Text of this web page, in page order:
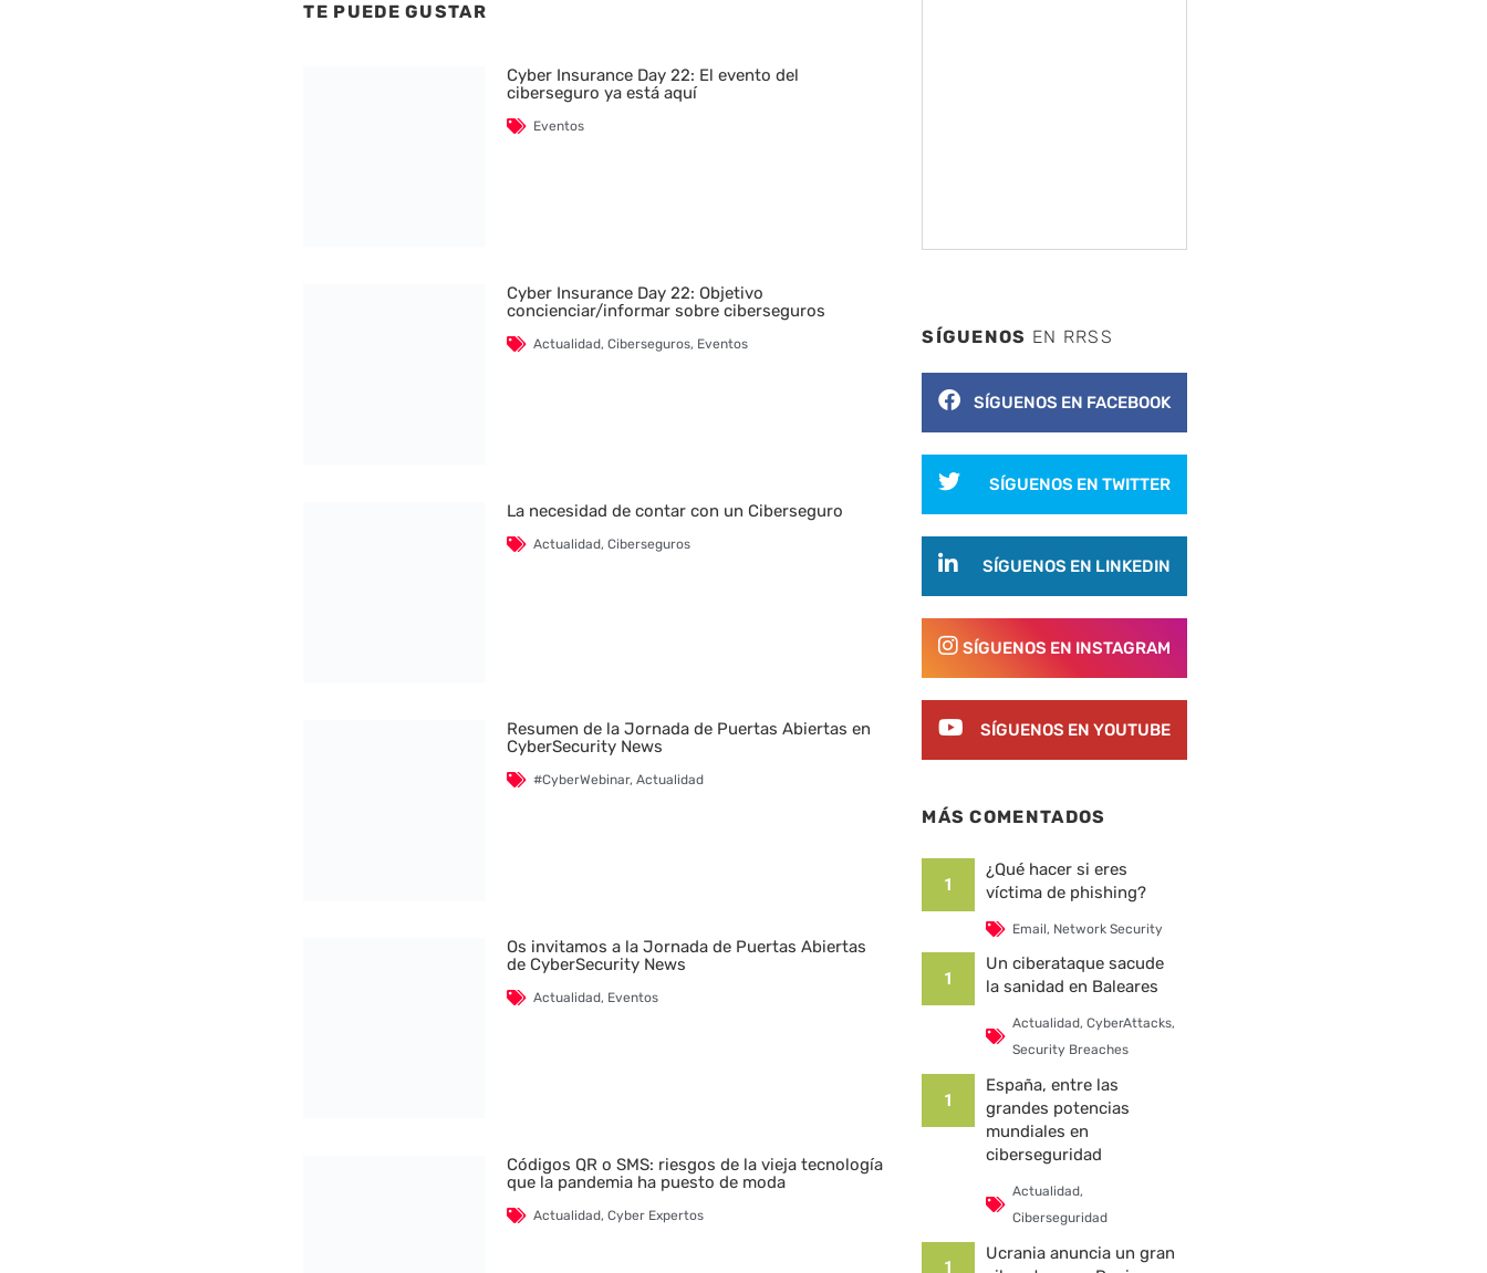
TE PUEDE GUSTAR
Cyber Insurance Day 22: El evento del
ciberseguro ya está aquí
Eventos
Cyber Insurance Day 22: Objetivo
concienciar/informar sobre ciberseguros
Actualidad, Ciberseguros, Eventos
La necesidad de contar con un Ciberseguro
Actualidad, Ciberseguros
Resumen de la Jornada de Puertas Abiertas en
CyberSecurity News
#CyberWebinar, Actualidad
Os invitamos a la Jornada de Puertas Abiertas
de CyberSecurity News
Actualidad, Eventos
Códigos QR o SMS: riesgos de la vieja tecnología
que la pandemia ha puesto de moda
Actualidad, Cyber Expertos
SÍGUENOS EN RRSS
SÍGUENOS EN FACEBOOK
SÍGUENOS EN TWITTER
SÍGUENOS EN LINKEDIN
SÍGUENOS EN INSTAGRAM
SÍGUENOS EN YOUTUBE
MÁS COMENTADOS
1
¿Qué hacer si eres
víctima de phishing?
Email, Network Security
1
Un ciberataque sacude
la sanidad en Baleares
Actualidad, CyberAttacks,
Security Breaches
1
España, entre las
grandes potencias
mundiales en
ciberseguridad
Actualidad,
Ciberseguridad
1
Ucrania anuncia un gran